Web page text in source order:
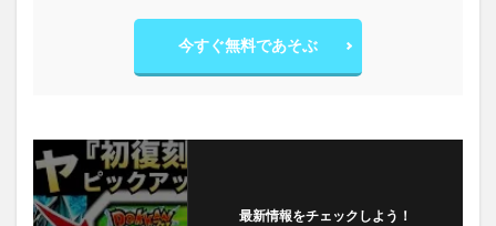
今すぐ無料であそぶ
最新情報をチェックしよう！